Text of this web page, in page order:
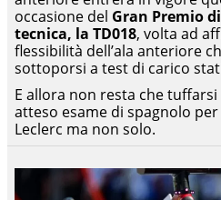
occasione del Gran Premio
tecnica, la TD018, volta ad
flessibilità dell’ala anteriore
sottoporsi a test di carico
E allora non resta che
atteso esame di spagnolo
Leclerc ma non solo.